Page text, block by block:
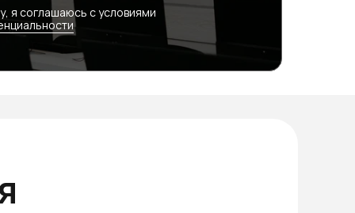
я соглашаюсь с условиями
7 000₽